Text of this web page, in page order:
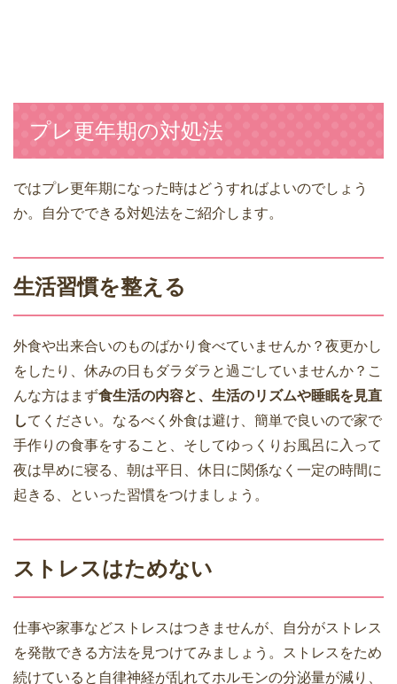
プレ更年期の対処法
ではプレ更年期になった時はどうすればよいのでしょう
か。自分でできる対処法をご紹介します。
生活習慣を整える
外食や出来合いのものばかり食べていませんか？夜更かし
をしたり、休みの日もダラダラと過ごしていませんか？こ
んな方はまず食生活の内容と、生活のリズムや睡眠を見直
してください。なるべく外食は避け、簡単で良いので家で
手作りの食事をすること、そしてゆっくりお風呂に入って
夜は早めに寝る、朝は平日、休日に関係なく一定の時間に
起きる、といった習慣をつけましょう。
ストレスはためない
仕事や家事などストレスはつきませんが、自分がストレス
を発散できる方法を見つけてみましょう。ストレスをため
続けていると自律神経が乱れてホルモンの分泌量が減り、